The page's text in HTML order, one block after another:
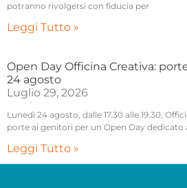
potranno rivolgersi con fiducia per
Leggi Tutto »
Open Day Officina Creativa:
24 agosto
Luglio 29, 2026
Lunedì 24 agosto, dalle 17.30 alle 19.30,
porte ai genitori per un Open Day dedicato
Leggi Tutto »